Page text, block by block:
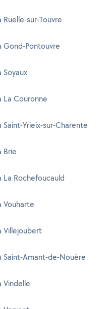
sur-Touvre
Gond-Pontouvre
La Couronne
Yrieix-sur-Charente
Brie
Rochefoucauld
Vouharte
Villejoubert
Saint-Amant-de-Nouère
Vindelle